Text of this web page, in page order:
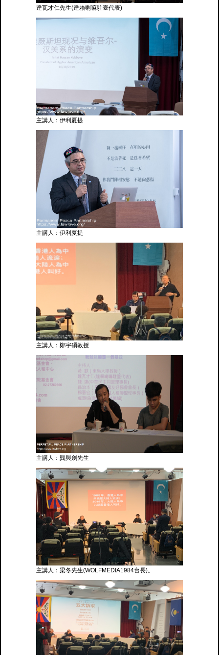
達瓦才仁先生(達賴喇嘛駐臺代表)
主講人：伊利夏提
主講人：伊利夏提
主講人：鄭宇碩教授
主講人：龔與劍先生
主講人：梁冬先生(WOLFMEDIA1984台長)。